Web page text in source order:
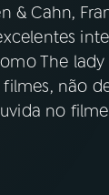
& Cahn,
The
filmes, não
no